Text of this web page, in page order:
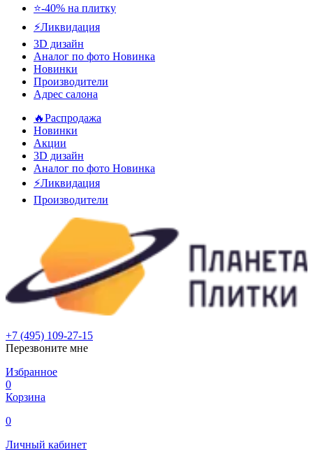
⭐-40% на плитку
⚡️Ликвидация
3D дизайн
Аналог по фото Новинка
Новинки
Производители
Адрес салона
🔥Распродажа
Новинки
Акции
3D дизайн
Аналог по фото Новинка
⚡Ликвидация
Производители
+7 (495) 109-27-15
Перезвоните мне
Избранное
0
Корзина
0
Личный кабинет